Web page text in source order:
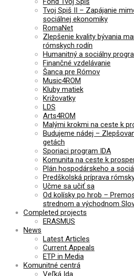
Tvoj Spiš II – Zapájanie
sociálnej ekonomiky
RomaNet
Zlepšenie kvality bývania
rómskych rodín
Humanitný a sociálny
Finančné vzdelávanie
Šanca pre Rómov
Music4ROM
Kluby matiek
Križovatky
LDS
Arts4ROM
Malými krokmi na ceste k
Budujeme nádej –
getách
Sporiaci program IDA
Komunita na ceste k
Plán hospodárskeho a
Predškolská príprava
Učme sa učiť sa
Od kolísky po hrob –
strednom a východnom
Completed projects
ERASMUS
News
Latest Articles
Current Appeals
ETP in Media
Komunitné centrá
Veľká Ida